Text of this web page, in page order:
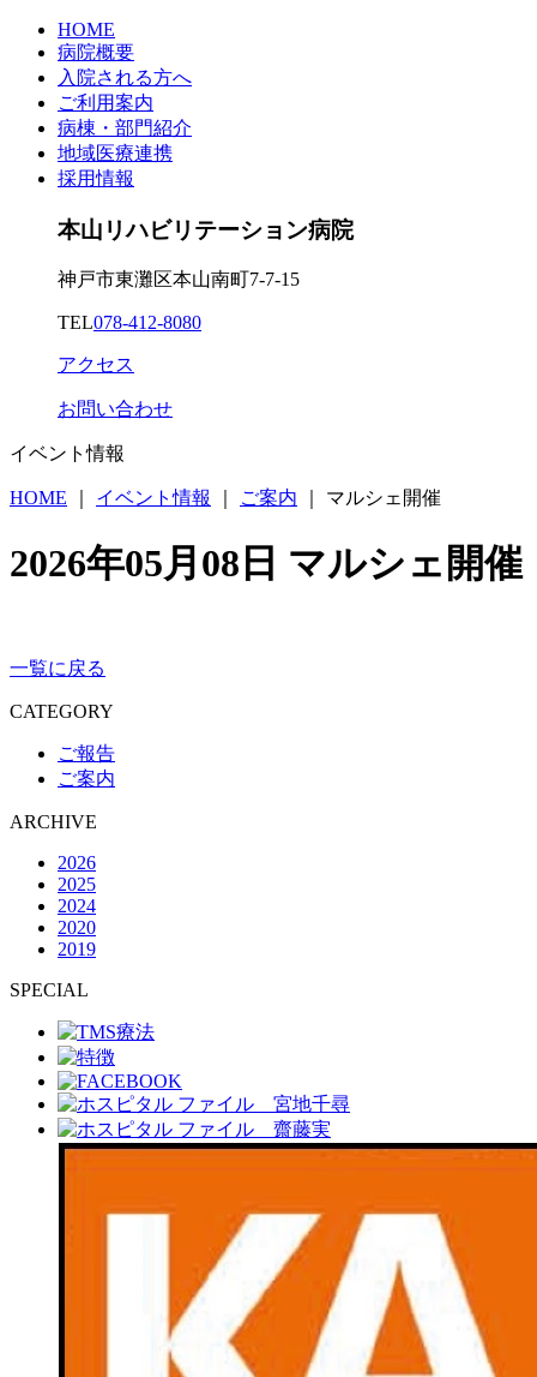
HOME
病院概要
入院される方へ
ご利用案内
病棟・部門紹介
地域医療連携
採用情報
本山リハビリテーション病院
神戸市東灘区本山南町7-7-15
TEL078-412-8080
アクセス
お問い合わせ
イベント情報
HOME イベント情報 ご案内 マルシェ開催
2026年05月08日 マルシェ開催
一覧に戻る
CATEGORY
ご報告
ご案内
ARCHIVE
2026
2025
2024
2020
2019
SPECIAL